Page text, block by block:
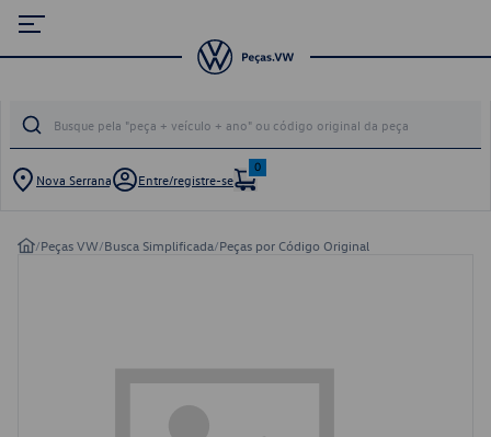
Nova Serrana Entre/registre-se
0
/Peças VW/Busca Simplificada/Peças por Código Original